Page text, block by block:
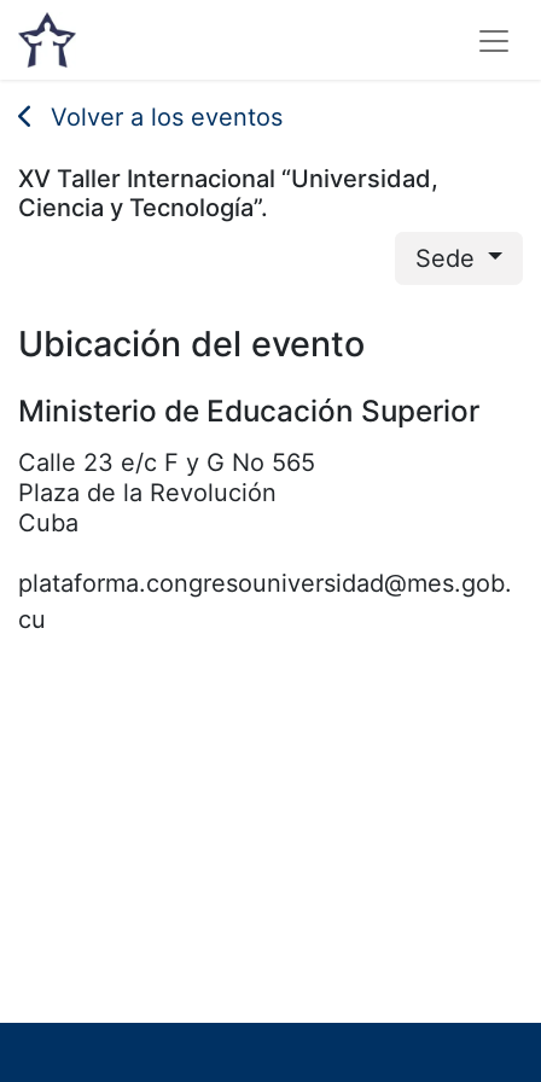
Volver a los eventos
XV Taller Internacional “Universidad,
Ciencia y Tecnología”.
Sede
Ubicación del evento
Ministerio de Educación Superior
Calle 23 e/c F y G No 565
Plaza de la Revolución
Cuba
plataforma.congresouniversidad@mes.gob.
cu